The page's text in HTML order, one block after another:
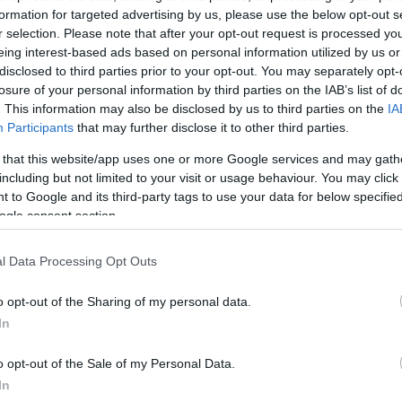
for targeted advertising by us, please use the below opt-out
selection. Please note that after your opt-out request is processed
interest-based ads based on personal information utilized by us
to third parties prior to your opt-out. You may separately
of your personal information by third parties on the IAB’s list of
This information may also be disclosed by us to third parties on the
Participants that may further disclose it to other third parties.
that this website/app uses one or more Google services and may
but not limited to your visit or usage behaviour. You may
to Google and its third-party tags to use your data for below
consent section.
Data Processing Opt Outs
opt-out of the Sharing of my personal data.
opt-out of the Sale of my Personal Data.
φέρνει νέα τροπή στην υπόθεση, αφού σύμφωνα
οικογενειακό περιβάλλον της 19χρονης έχει
στη διάθεσή του στοιχεία και μαρτυρίες πως
και άλλα άτομα, εκτός από τον 26χρονο
23χρονο και ότι στο σημείο που άφησαν την
δηλαδή ο αρσιβαρίστας και 22χρονος.
οικογένειας να ξεκαθαρίζει πως δεν αποκλείεται
η ανάμειξη και άλλων ατόμων.
ανθρώπων και ο έλεγχος να περιλαμβάνει και
ώρες και τις προηγούμενες ημέρες. Στην
ή όχι άλλα άτομα», ανέφερε μιλώντας στις
των αρχών φαίνεται πως έχει μπει και